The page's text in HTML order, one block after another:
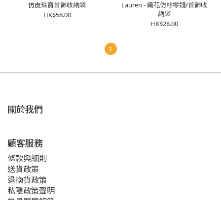
仿皮珠寶首飾收納袋
HK$58.00
Lauren - 織花仿絲零錢/首飾收
納袋
HK$28.00
1
關於我們
顧客服務
條款與細則
送貨政策
退換貨政策
私隱政策聲明